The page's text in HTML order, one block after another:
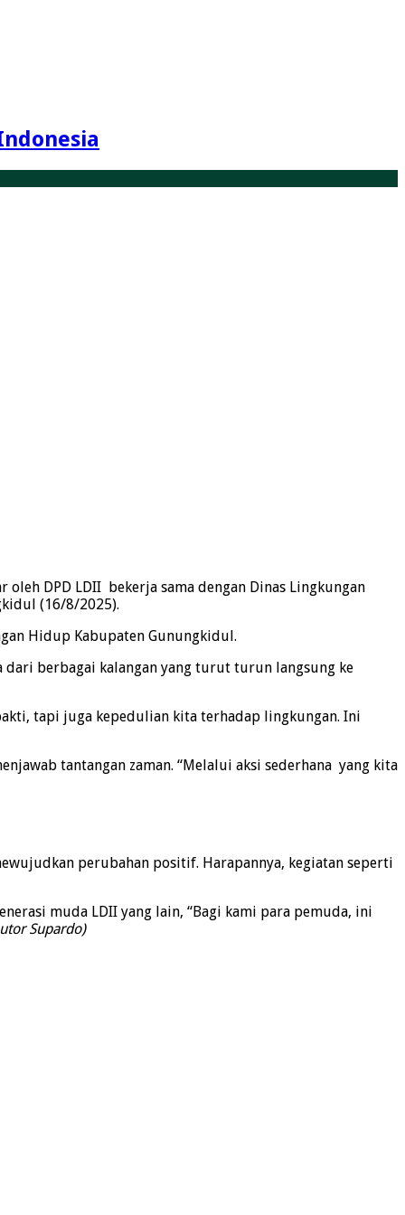
DPD LDII bekerja sama dengan Dinas Lingkungan
(16/8/2025).
Hidup Kabupaten Gunungkidul.
dari berbagai kalangan yang turut turun langsung ke
tapi juga kepedulian kita terhadap lingkungan. Ini
tantangan zaman. “Melalui aksi sederhana yang kita
perubahan positif. Harapannya, kegiatan seperti
muda LDII yang lain, “Bagi kami para pemuda, ini
Supardo)